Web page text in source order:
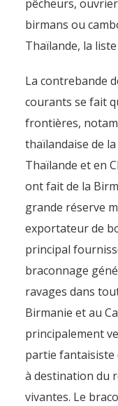
pêcheurs,
birmans ou
Thaïlande, la
La contrebande
courants se fait
frontières,
thaïlandaise de
Thaïlande et en
ont fait de la
grande réserve
exportateur de
principal
braconnage
ravages dans
Birmanie et au
principalement
partie fantaisiste
à destination du
vivantes. Le